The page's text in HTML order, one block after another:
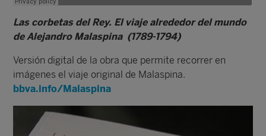
Las corbetas del Rey. El viaje alrededor del mundo
de Alejandro Malaspina (1789-1794)
Versión digital de la obra que permite recorrer en
imágenes el viaje original de Malaspina.
bbva.info/Malaspina